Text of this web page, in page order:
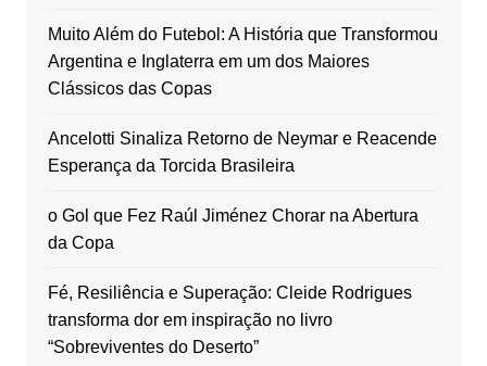
Muito Além do Futebol: A História que Transformou
Argentina e Inglaterra em um dos Maiores
Clássicos das Copas
Ancelotti Sinaliza Retorno de Neymar e Reacende
Esperança da Torcida Brasileira
o Gol que Fez Raúl Jiménez Chorar na Abertura
da Copa
Fé, Resiliência e Superação: Cleide Rodrigues
transforma dor em inspiração no livro
“Sobreviventes do Deserto”